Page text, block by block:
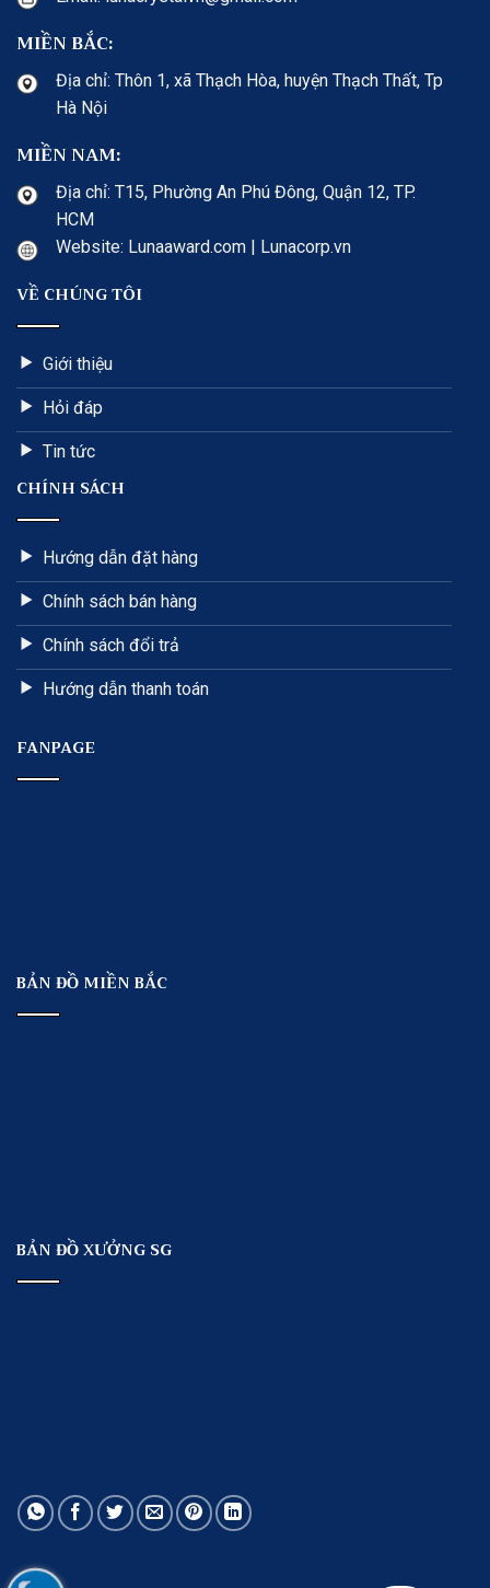
MIỀN BẮC:
Địa chỉ: Thôn 1, xã Thạch Hòa, huyện Thạch Thất, Tp
Hà Nội
MIỀN NAM:
Địa chỉ: T15, Phường An Phú Đông, Quận 12, TP.
HCM
Website: Lunaaward.com | Lunacorp.vn
VỀ CHÚNG TÔI
Giới thiệu
Hỏi đáp
Tin tức
CHÍNH SÁCH
Hướng dẫn đặt hàng
Chính sách bán hàng
Chính sách đổi trả
Hướng dẫn thanh toán
FANPAGE
BẢN ĐỒ MIỀN BẮC
BẢN ĐỒ XƯỞNG SG